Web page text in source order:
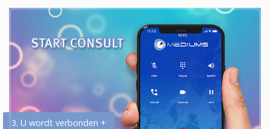
3. U wordt verbonden +